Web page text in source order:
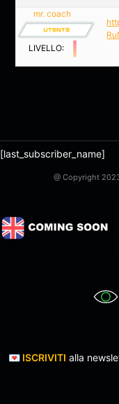
mr. coach
LIVELLO:
[last_subscriber_name]
@ Copyright
💌 ISCRIVITI alla